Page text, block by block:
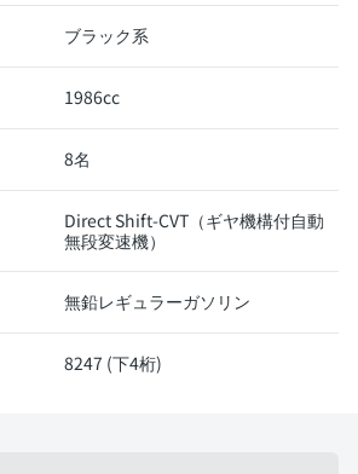
ブラック系
1986cc
8名
Direct Shift-CVT（ギヤ機構付自動
無段変速機）
無鉛レギュラーガソリン
8247 (下4桁)